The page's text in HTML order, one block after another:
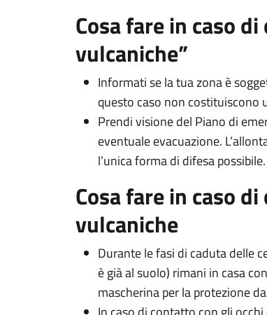
Cosa fare in caso
vulcaniche”
Informati se la tua zona è
questo caso non costituiscono
Prendi visione del Piano di
eventuale evacuazione.
l’unica forma di difesa possibile.
Cosa fare in caso
vulcaniche
Durante le fasi di caduta delle
è già al suolo) rimani in casa
mascherina per la protezione